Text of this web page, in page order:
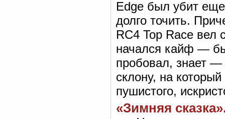
Edge был убит
долго точить.
RC4 Top Race вел
начался кайф —
пробовал, знает —
склону, на
пушистого,
«Зимняя